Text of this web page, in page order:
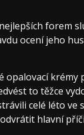
forem
ocení jeho
to těžce
celé léto
hlavní